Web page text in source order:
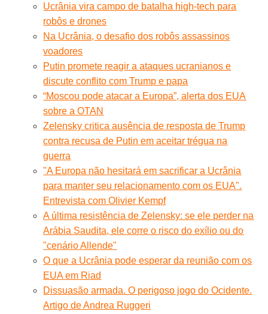
Ucrânia vira campo de batalha high-tech para
robôs e drones
Na Ucrânia, o desafio dos robôs assassinos
voadores
Putin promete reagir a ataques ucranianos e
discute conflito com Trump e papa
“Moscou pode atacar a Europa”, alerta dos EUA
sobre a OTAN
Zelensky critica ausência de resposta de Trump
contra recusa de Putin em aceitar trégua na
guerra
"A Europa não hesitará em sacrificar a Ucrânia
para manter seu relacionamento com os EUA".
Entrevista com Olivier Kempf
A última resistência de Zelensky: se ele perder na
Arábia Saudita, ele corre o risco do exílio ou do
"cenário Allende"
O que a Ucrânia pode esperar da reunião com os
EUA em Riad
Dissuasão armada. O perigoso jogo do Ocidente.
Artigo de Andrea Ruggeri